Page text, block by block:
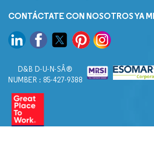
CONTÁCTATE CON NOSOTROS YA
D&B D-U-N-SÂ®
NUMBER : 85-427-9388